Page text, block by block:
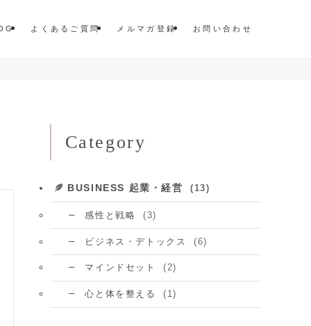
よくあるご質問 メルマガ登録 お問い合わせ
Category
BUSINESS 起業・経営 (13)
感性と戦略 (3)
ビジネス・デトックス (6)
マインドセット (2)
心と体を整える (1)